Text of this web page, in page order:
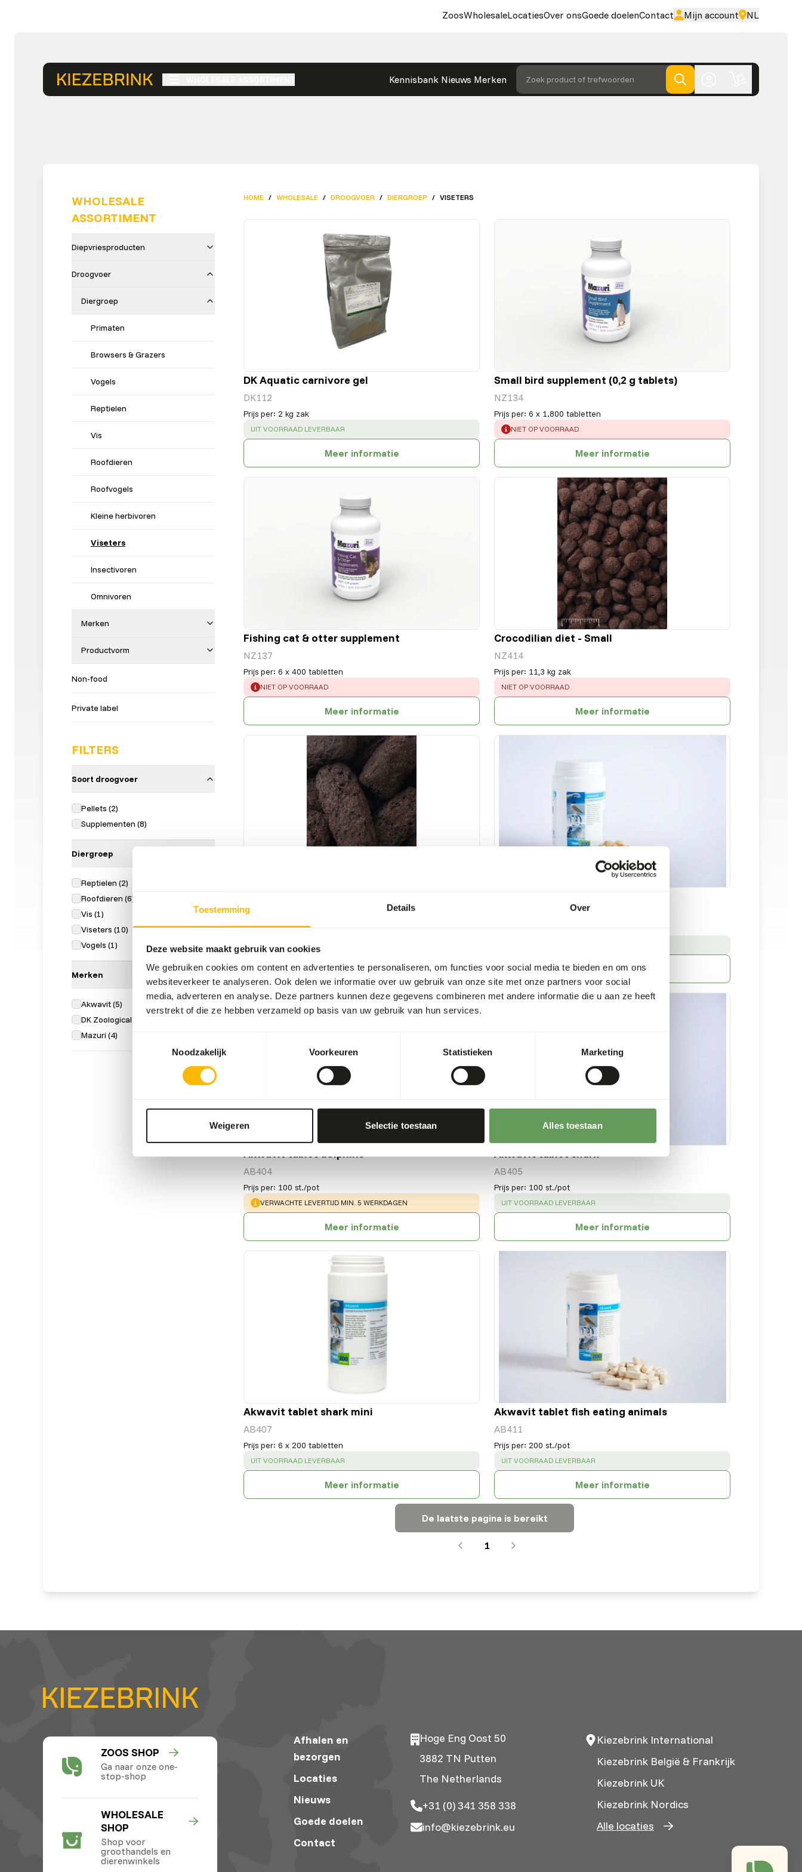
Toestemming Details Over
Deze website maakt gebruik van cookies
We gebruiken cookies om content en advertenties te personaliseren, om functies voor social media te bieden en om ons
websiteverkeer te analyseren. Ook delen we informatie over uw gebruik van onze site met onze partners voor social
media, adverteren en analyse. Deze partners kunnen deze gegevens combineren met andere informatie die u aan ze heeft
verstrekt of die ze hebben verzameld op basis van uw gebruik van hun services.
Noodzakelijk
Voorkeuren Statistieken Marketing
Weigeren Selectie toestaan Alles toestaan
ZoosWholesaleLocatiesOver onsGoede doelenContact Mijn account NL
Kennisbank Nieuws Merken Zoek product of trefwoorden
WHOLESALE
ASSORTIMENT
Diepvriesproducten
Droogvoer
Diergroep
Primaten
Browsers & Grazers
Vogels
Reptielen
Vis
Roofdieren
Roofvogels
Kleine herbivoren
Viseters
Insectivoren
Omnivoren
Merken
Productvorm
Non-food
Private label
FILTERS
Soort droogvoer
Pellets (2)
Supplementen (8)
Diergroep
Reptielen (2)
Roofdieren (6)
Vis (1)
Viseters (10)
Vogels (1)
Merken
Akwavit(5)
DK Zoological
Mazuri (4)
HOME / WHOLESALE / DROOGVOER / DIERGROEP / VISETERS
DK Aquatic carnivore gel
DK112
Prijs per: 2 kg zak
SUCCESS:
UIT VOORRAAD LEVERBAAR
Meer informatie
Small bird supplement (0,2 g tablets)
NZ134
Prijs per: 6 x 1.800 tabletten
ERROR:
NIET OP VOORRAAD
Meer informatie
Fishing cat & otter supplement
NZ137
Prijs per: 6 x 400 tabletten
ERROR:
NIET OP VOORRAAD
Meer informatie
Crocodilian diet - Small
NZ414
Prijs per: 11,3 kg zak
ERROR:
NIET OP VOORRAAD
Meer informatie
NZ415
Prijs per:15 kg zak
ERROR
NIET OP VOORRAAD
Meer informatie Meer informatie
Akwavit tablet dolphins
AB404
Prijs per: 100 st./pot
WARNING:
VERWACHTE LEVERTIJD MIN. 5 WERKDAGEN
Meer informatie
Akwavit tablet shark
AB405
Prijs per: 100 st./pot
SUCCESS:
UIT VOORRAAD LEVERBAAR
Meer informatie
Akwavit tablet shark mini
AB407
Prijs per: 6 x 200 tabletten
SUCCESS:
UIT VOORRAAD LEVERBAAR
Meer informatie
Akwavit tablet fish eating animals
AB411
Prijs per: 200 st./pot
SUCCESS:
UIT VOORRAAD LEVERBAAR
Meer informatie
De laatste pagina is bereikt
1
ZOOS SHOP
Ga naar onze one-
stop-shop
WHOLESALE
SHOP
Shop voor
groothandels en
dierenwinkels
Afhalen en
bezorgen
Locaties
Nieuws
Goede doelen
Contact
Hoge Eng Oost 50
3882 TN Putten
The Netherlands
+31 (0) 341 358 338
info@kiezebrink.eu
Kiezebrink International
Kiezebrink België & Frankrijk
Kiezebrink UK
Kiezebrink Nordics
Alle locaties